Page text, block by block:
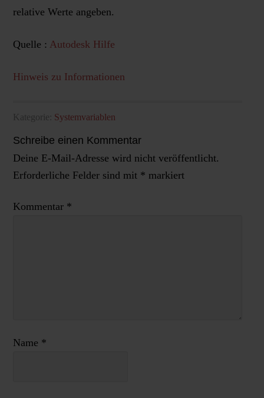
relative Werte angeben.
Quelle : Autodesk Hilfe
Hinweis zu Informationen
Kategorie: Systemvariablen
Schreibe einen Kommentar
Deine E-Mail-Adresse wird nicht veröffentlicht.
Erforderliche Felder sind mit * markiert
Kommentar *
Name *